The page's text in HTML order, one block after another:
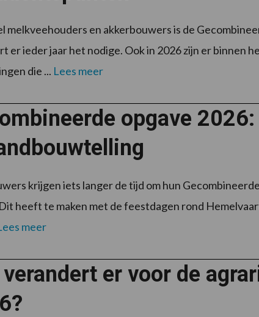
melkveehouders en akkerbouwers is de
er ieder jaar het nodige. Ook in 2026 zijn er binnen
die ... Lees meer
opgave
krijgen iets langer de tijd om hun
heeft te maken met de feestdagen rond
meer
verandert er voor de